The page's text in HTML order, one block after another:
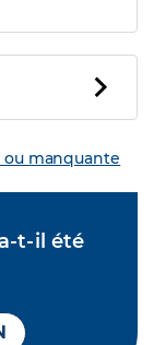
manquante
t-il été